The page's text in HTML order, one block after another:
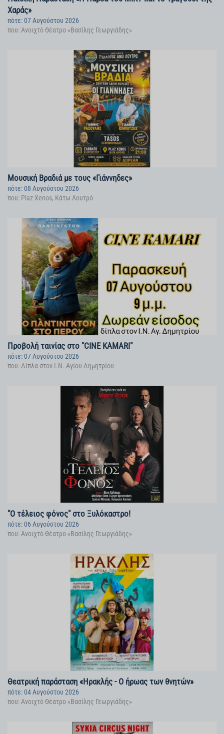
Χαράς»
πότε: 07 Αυγούστου 2026
που: Ανοιχτό Θέατρο «Βασίλης Γεωργιάδης»
Μουσική Βραδιά με τους «Γιάννηδες»
πότε: 08 Αυγούστου 2026
που: Plaz Xenos, Κάτω Λουτρό
Προβολή ταινίας στο "CINE KAMARI"
πότε: 07 Αυγούστου 2026
που: Δίπλα στον Ι.Ν. Αγίου Δημητρίου
"Ο τέλειος φόνος" στο Ξυλόκαστρο!
πότε: 06 Αυγούστου 2026
που: Ανοιχτό Θέατρο «Βασίλης Γεωργιάδης»
Θεατρική παράσταση «Ηρακλής - Ο ήρωας των θνητών»
πότε: 04 Αυγούστου 2026
που: Ανοιχτό Θέατρο «Βασίλης Γεωργιάδης»